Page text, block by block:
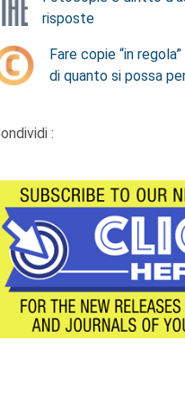
risposte
Fare copie “in
di quanto si possa
: